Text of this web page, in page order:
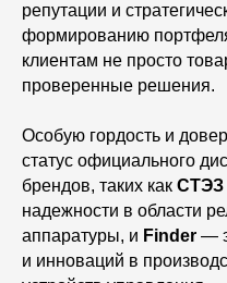
репутации и
формированию
клиентам не просто
проверенные решения.
Особую гордость и
статус официального
брендов, таких как СТЭЗ
надежности в области
аппаратуры, и Finder —
и инноваций в